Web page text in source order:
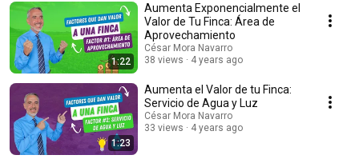
actualizados y cortos (pildoras o nuggets), que consideran diferentes
aspectos, físicos, técnicos, productivos, legales y más en la opinión de
Ingenieros Agrónomos experimentados, que te permitirán conocer más
las fincas de San Carlos y Costa Rica para que tengas más y mejores
elementos de juicio para tomar la decisión acertada de inversión. Recibe
Bonus 🆓: Obtiene una Asesoría Gratuita de 30 minutos al contactarme y
te brindaré información necesaria para gestionar tu inversión en fincas en
Costa Rica! 💸 Contáctame al 📲 8387-1235 o directamente por
Whatsapp: http://bit.ly/QuieroInfoWapp. César Mora Navarro Asesor
Financiero e Inmobiliario Propietario de CREDINVER Inscrito en SUGEF
Afiliado 2717 CCCBR Mi sitio de Préstamos e Inversiones:
https://bit.ly/3ejGD1P Mi sitio de Bienes Raíces: https://bit.ly/3tjgk1u Mi
1:22
Aumenta Exponencialmente el
Valor de Tu Finca: Área de
Aprovechamiento
César Mora Navarro
38 views
4 years ago
1:23
Aumenta el Valor de tu Finca:
Servicio de Agua y Luz
César Mora Navarro
33 views
4 years ago